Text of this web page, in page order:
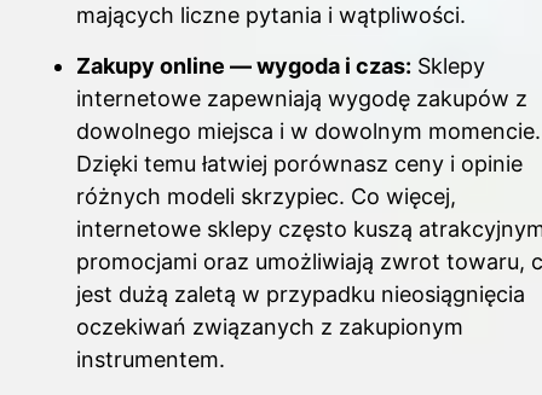
mających liczne pytania i wątpliwości.
Zakupy online — wygoda i czas: Sklepy
internetowe zapewniają wygodę zakupów z
dowolnego miejsca i w dowolnym momencie.
Dzięki temu łatwiej porównasz ceny i opinie
różnych modeli skrzypiec. Co więcej,
internetowe sklepy często kuszą
promocjami oraz umożliwiają zwrot towaru,
jest dużą zaletą w przypadku nieosiągnięcia
oczekiwań związanych z zakupionym
instrumentem.